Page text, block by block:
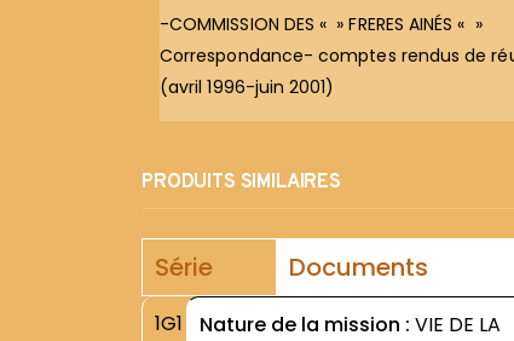
-COMMISSION DES « » FRERES AINÉS « »
Correspondance- comptes rendus de
(avril 1996-juin 2001)
PRODUITS SIMILAIRES
Série Documents
1G1 Nature de la mission : VIE DE LA